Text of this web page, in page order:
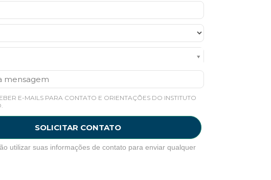
E-MAILS PARA CONTATO E ORIENTAÇÕES DO INSTITUTO
SOLICITAR CONTATO
utilizar suas informações de contato para enviar qualquer